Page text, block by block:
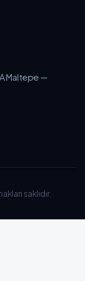
Maltepe —
saklıdır.